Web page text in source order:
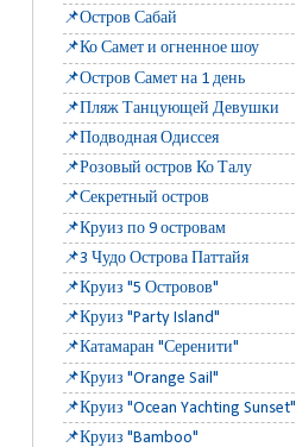
📌Остров Сабай
📌Ко Самет и огненное шоу
📌Остров Самет на 1 день
📌Пляж Танцующей Девушки
📌Подводная Одиссея
📌Розовый остров Ко Талу
📌Секретный остров
📌Круиз по 9 островам
📌3 Чудо Острова Паттайя
📌Круиз "5 Островов"
📌Круиз "Party Island"
📌Катамаран "Серенити"
📌Круиз "Orange Sail"
📌Круиз "Ocean Yachting Sunset"
📌Круиз "Bamboo"